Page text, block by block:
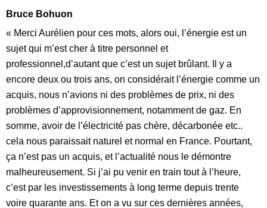
Bruce Bohuon
« Merci Aurélien pour ces mots, alors oui, l’énergie est un
sujet qui m’est cher à titre personnel et
professionnel,d’autant que c’est un sujet brûlant. Il y a
encore deux ou trois ans, on considérait l’énergie comme un
acquis, nous n’avions ni des problèmes de prix, ni des
problèmes d’approvisionnement, notamment de gaz. En
somme, avoir de l’électricité pas chère, décarbonée etc..
cela nous paraissait naturel et normal en France. Pourtant,
ça n’est pas un acquis, et l’actualité nous le démontre
malheureusement. Si j’ai pu venir en train tout à l’heure,
c’est par les investissements à long terme depuis trente
voire quarante ans. Et on a vu sur ces dernières années,